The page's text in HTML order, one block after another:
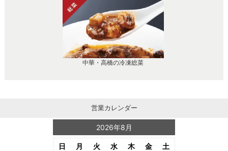
中華・高橋の冷凍総菜
営業カレンダー
2026年8月
日 月 火 水 木 金 土